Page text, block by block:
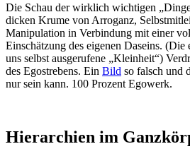
Die Schau der wirklich wichtigen
dicken Krume von Arroganz,
Manipulation in Verbindung mit einer
Einschätzung des eigenen Daseins. (Die
uns selbst ausgerufene „Kleinheit“)
des Egostrebens. Ein Bild so falsch und
nur sein kann. 100 Prozent Egowerk.
Hierarchien im